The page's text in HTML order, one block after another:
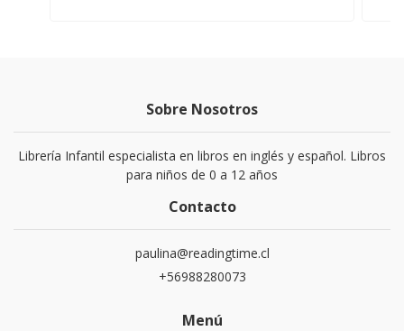
Sobre Nosotros
Librería Infantil especialista en libros en inglés y español. Libros
para niños de 0 a 12 años
Contacto
paulina@readingtime.cl
+56988280073
Menú